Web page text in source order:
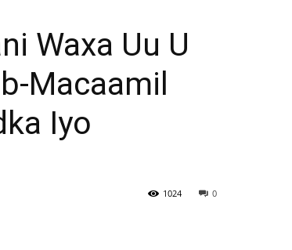
Waxa Uu U
Macaamil
Iyo
0
1024